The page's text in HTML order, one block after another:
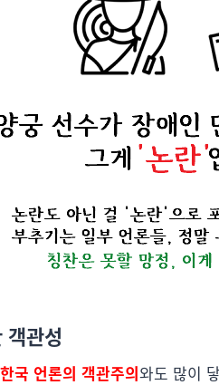
객관성
한국 언론의 객관주의와도 많이